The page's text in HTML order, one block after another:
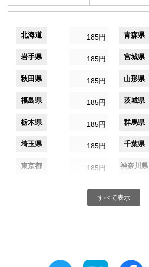
北海道 185円 青森県
岩手県 185円 宮城県
秋田県 185円 山形県
福島県 185円 茨城県
栃木県 185円 群馬県
埼玉県 185円 千葉県
東京都 185円 神奈川県
185円 富山県
すべて表示